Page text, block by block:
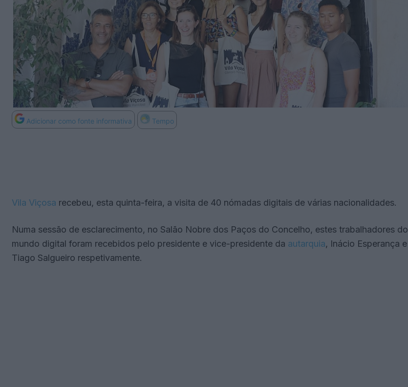
Adicionar como fonte informativa Tempo
Vila Viçosa recebeu, esta quinta-feira, a visita de 40 nómadas digitais de várias nacionalidades.
Numa sessão de esclarecimento, no Salão Nobre dos Paços do Concelho, estes trabalhadores do
mundo digital foram recebidos pelo presidente e vice-presidente da autarquia, Inácio Esperança e
Tiago Salgueiro respetivamente.